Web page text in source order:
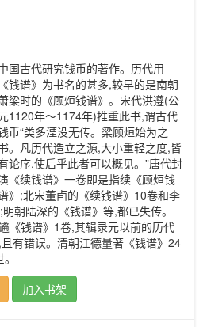
国古代研究钱币的著作。历代用
《钱谱》为书名的甚多,较早的是南朝
梁时的《顾烜钱谱》。宋代洪遵(公
1120年～1174年)推重此书,谓古代
币“类多湮没无传。梁顾烜始为之
。凡历代造立之源,大小重轻之度,皆
论序,使后乎此者可以概见。”唐代封
《续钱谱》一卷即是指续《顾烜钱
》;北宋董卣的《续钱谱》10卷和李
朝陆深的《钱谱》等,都已失传。
《钱谱》1卷,其辑录元以前的历代
有错误。清朝江德量著《钱谱》24
加入书架